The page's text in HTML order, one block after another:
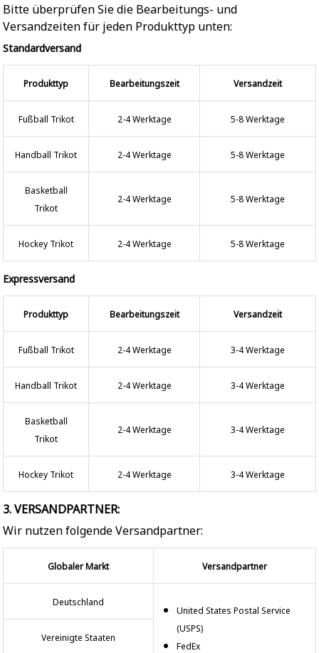
Bitte überprüfen Sie die Bearbeitungs- und
Versandzeiten für jeden Produkttyp unten:
Standardversand
Produkttyp Bearbeitungszeit Versandzeit
Fußball Trikot 2-4 Werktage 5-8 Werktage
Handball Trikot 2-4 Werktage 5-8 Werktage
Basketball
Trikot
2-4 Werktage 5-8 Werktage
Hockey Trikot 2-4 Werktage 5-8 Werktage
Expressversand
Produkttyp Bearbeitungszeit Versandzeit
Fußball Trikot 2-4 Werktage 3-4 Werktage
Handball Trikot 2-4 Werktage 3-4 Werktage
Basketball
Trikot
2-4 Werktage 3-4 Werktage
Hockey Trikot 2-4 Werktage 3-4 Werktage
3. VERSANDPARTNER:
Wir nutzen folgende Versandpartner:
Globaler Markt Versandpartner
Deutschland
United States Postal Service
(USPS)
FedEx
Vereinigte Staaten